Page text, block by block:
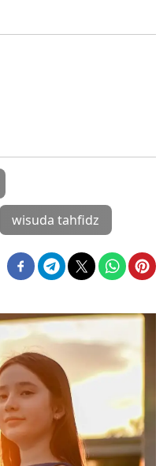
wisuda tahfidz